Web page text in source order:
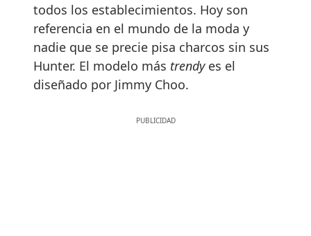
todos los establecimientos. Hoy son
referencia en el mundo de la moda y
nadie que se precie pisa charcos sin sus
Hunter. El modelo más trendyes el
diseñado por Jimmy Choo.